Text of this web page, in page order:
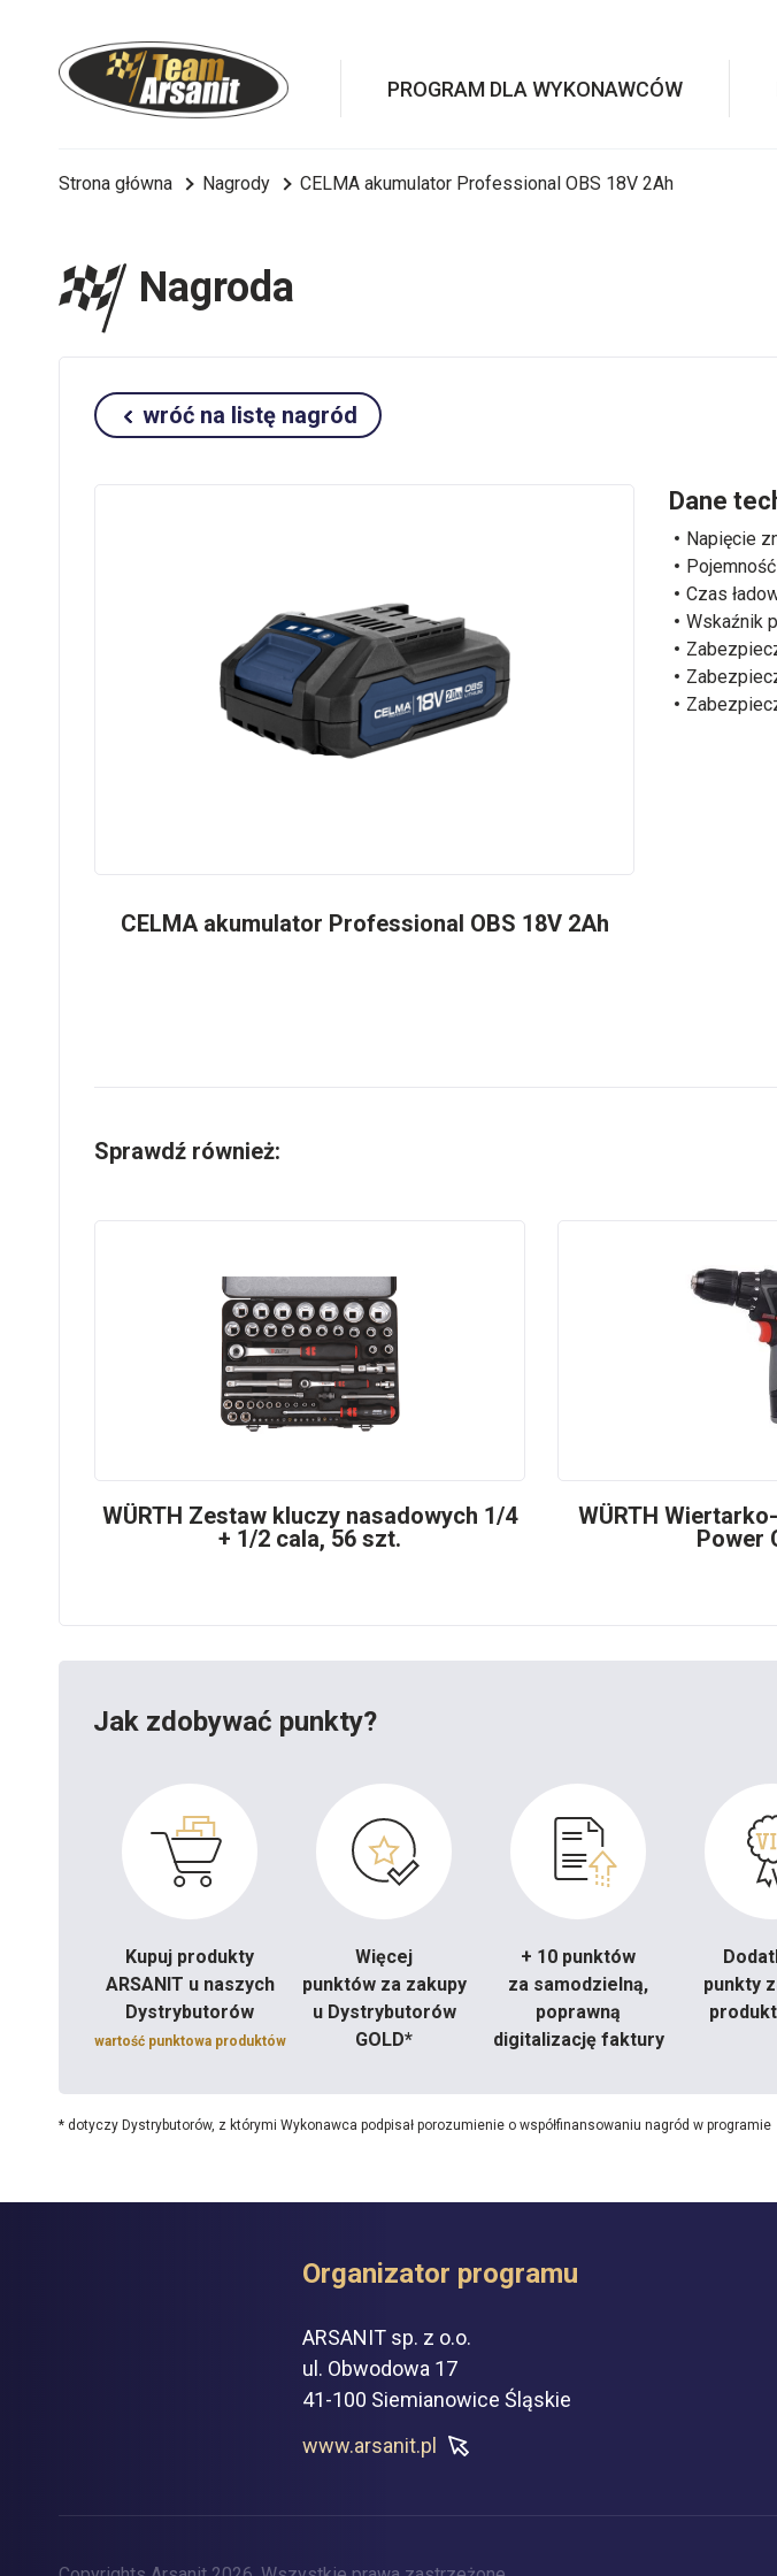
PROGRAM DLA WYKONAWCÓW
Strona główna Nagrody CELMA akumulator Professional OBS 18V 2Ah
Nagroda
wróć na listę nagród
CELMA akumulator Professional OBS 18V 2Ah
Dane
Napięcie
Czas
Wskaźnik
Sprawdź również:
WÜRTH Zestaw kluczy nasadowych 1/4
+ 1/2 cala, 56 szt.
WÜRTH
Power
Jak zdobywać punkty?
Kupuj produkty
ARSANIT u naszych
Dystrybutorów
wartość punktowa produktów
Więcej
punktów za zakupy
u Dystrybutorów
GOLD*
+ 10 punktów
za samodzielną,
poprawną
digitalizację faktury
punkty
* dotyczy Dystrybutorów, z którymi Wykonawca podpisał porozumienie o współfinansowaniu nagród w programie
Organizator programu
ARSANIT sp. z o.o.
ul. Obwodowa 17
41-100 Siemianowice Śląskie
www.arsanit.pl